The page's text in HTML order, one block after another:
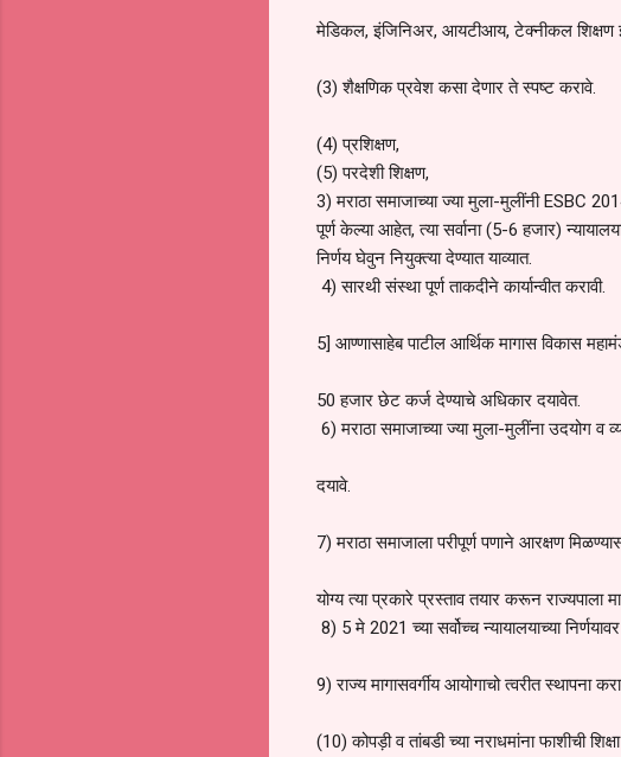
मेडिकल, इंजिनिअर, आयटीआय, टेक्नीकल शिक्षण
(3) शैक्षणिक प्रवेश कसा देणार ते स्पष्ट करावे.
(4) प्रशिक्षण,
(5) परदेशी शिक्षण,
3) मराठा समाजाच्या ज्या मुला-मुलींनी ESBC
पूर्ण केल्या आहेत, त्या सर्वाना (5-6 हजार)
निर्णय घेवुन नियुक्त्या देण्यात याव्यात.
4) सारथी संस्था पूर्ण ताकदीने कार्यान्वीत करावी.
5] आण्णासाहेब पाटील आर्थिक मागास विकास
50 हजार छेट कर्ज देण्याचे अधिकार दयावेत.
6) मराठा समाजाच्या ज्या मुला-मुलींना उदयोग
दयावे.
7) मराठा समाजाला परीपूर्ण पणाने आरक्षण
योग्य त्या प्रकारे प्रस्ताव तयार करून राज्यपाला
8) 5 मे 2021 च्या सर्वोच्च न्यायालयाच्या
9) राज्य मागासवर्गीय आयोगाचो त्वरीत स्थापना
(10) कोपड़ी व तांबडी च्या नराधमांना फाशीची